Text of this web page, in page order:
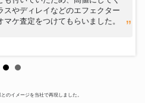
スやディレイなどのエフェクター
ケ査定をつけてもらいました。
のイメージを当社で再現しました。